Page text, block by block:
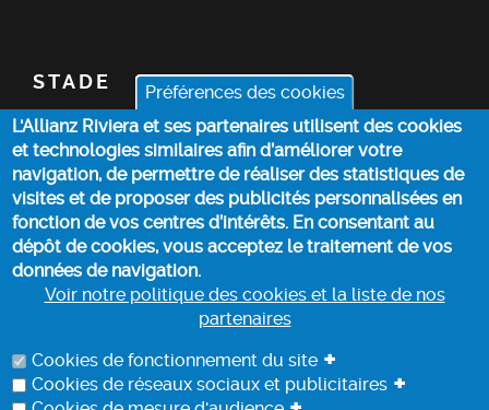
Préférences des cookies
L'Allianz Riviera et ses partenaires utilisent des cookies
et technologies similaires afin d’améliorer votre
navigation, de permettre de réaliser des statistiques de
visites et de proposer des publicités personnalisées en
fonction de vos centres d’intérêts. En consentant au
dépôt de cookies, vous acceptez le traitement de vos
données de navigation.
Voir notre politique des cookies et la liste de nos
partenaires
Cookies de fonctionnement du site +
Cookies de réseaux sociaux et publicitaires +
STADE
BILLETTERIE
ACTUALITÉS
INFOS PRATIQUES